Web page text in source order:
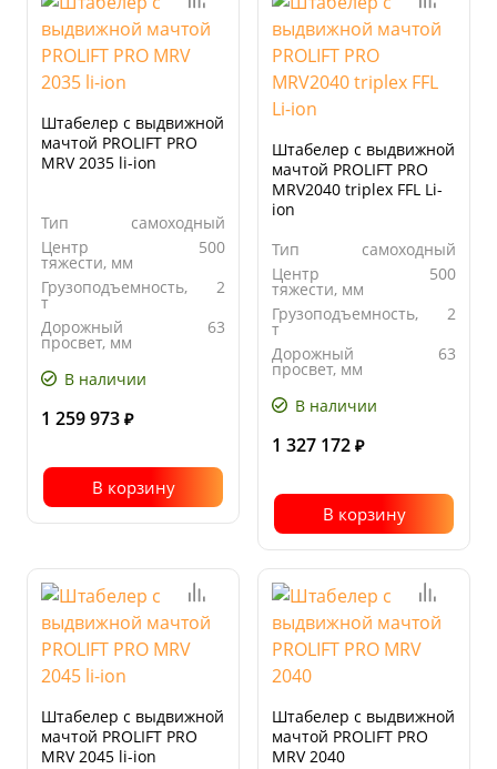
Штабелер с выдвижной
мачтой PROLIFT PRO
MRV 2035 li-ion
Тип
самоходный
Центр
тяжести, мм
500
Грузоподъемность,
т
2
Дорожный
просвет, мм
63
В наличии
1 259 973 ₽
В корзину
Штабелер с выдвижной
мачтой PROLIFT PRO
MRV2040 triplex FFL Li-
ion
Тип
самоходный
Центр
тяжести, мм
500
Грузоподъемность,
т
2
Дорожный
просвет, мм
63
В наличии
1 327 172 ₽
В корзину
Штабелер с выдвижной
мачтой PROLIFT PRO
MRV 2045 li-ion
Штабелер с выдвижной
мачтой PROLIFT PRO
MRV 2040